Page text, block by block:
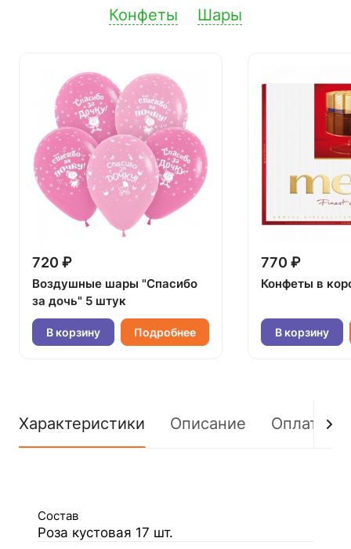
Конфеты Шары
720 ₽
Воздушные шары "Спасибо
за дочь" 5 штук
В корзину Подробнее
770 ₽
Конфеты в
В корзину
Характеристики Описание Оплата
Состав
Роза кустовая 17 шт.